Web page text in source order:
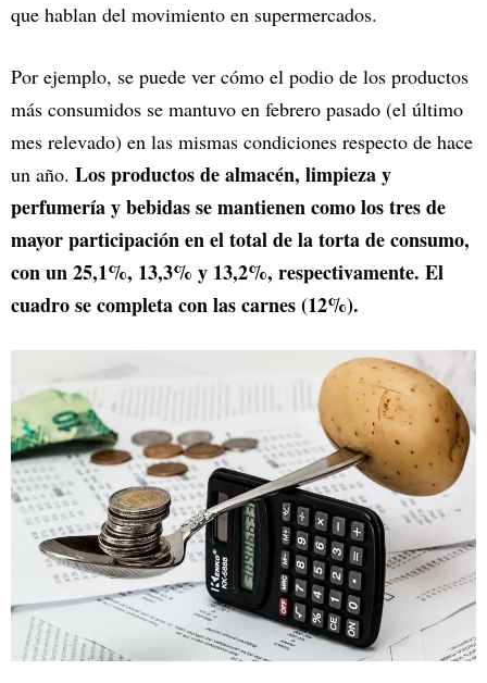
que hablan del movimiento en supermercados.
Por ejemplo, se puede ver cómo el podio de los productos
más consumidos se mantuvo en febrero pasado (el último
mes relevado) en las mismas condiciones respecto de hace
un año. Los productos de almacén, limpieza y
perfumería y bebidas se mantienen como los tres de
mayor participación en el total de la torta de consumo,
con un 25,1%, 13,3% y 13,2%, respectivamente. El
cuadro se completa con las carnes (12%).